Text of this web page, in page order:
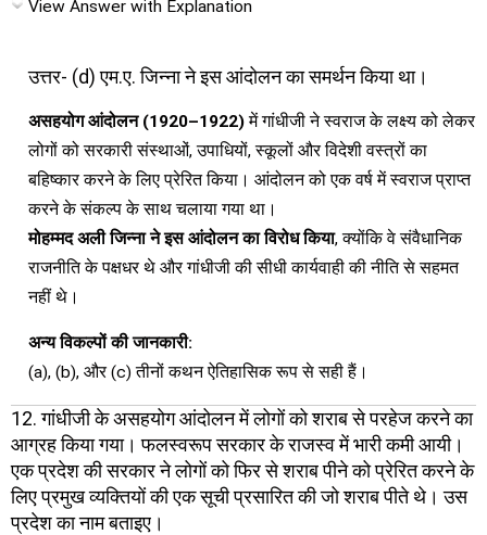
View Answer with Explanation
उत्तर- (d) एम.ए. जिन्ना ने इस आंदोलन का समर्थन किया था।
असहयोग आंदोलन (1920–1922)में गांधीजी ने स्वराज के लक्ष्य को लेकर
लोगों को सरकारी संस्थाओं, उपाधियों, स्कूलों और विदेशी वस्त्रों का
बहिष्कार करने के लिए प्रेरित किया। आंदोलन को एक वर्ष में स्वराज प्राप्त
करने के संकल्प के साथ चलाया गया था।
मोहम्मद अली जिन्ना ने इस आंदोलन का विरोध किया, क्योंकि वे संवैधानिक
राजनीति के पक्षधर थे और गांधीजी की सीधी कार्यवाही की नीति से सहमत
नहीं थे।
अन्य विकल्पों की जानकारी:
(a), (b), और (c) तीनों कथन ऐतिहासिक रूप से सही हैं।
12. गांधीजी के असहयोग आंदोलन में लोगों को शराब से परहेज करने का
आग्रह किया गया। फलस्वरूप सरकार के राजस्व में भारी कमी आयी।
एक प्रदेश की सरकार ने लोगों को फिर से शराब पीने को प्रेरित करने के
लिए प्रमुख व्यक्तियों की एक सूची प्रसारित की जो शराब पीते थे। उस
प्रदेश का नाम बताइए।